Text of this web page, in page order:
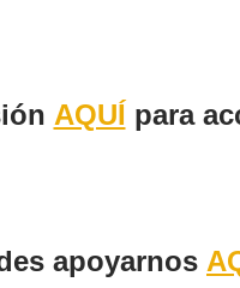
AQUÍ para
apoyarnos